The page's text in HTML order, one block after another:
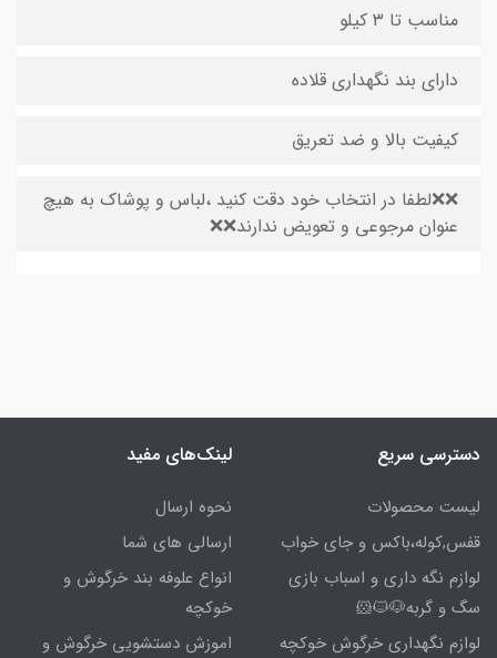
مناسب تا ۳ کیلو
دارای بند نگهداری قلاده
کیفیت بالا و ضد تعریق
❌❌لطفا در انتخاب خود دقت کنید ،لباس و پوشاک به هیچ
عنوان مرجوعی و تعویض ندارند❌❌
دسترسی سریع
لیست محصولات
قفس,کوله،باکس و جای خواب
لوازم نگه داری و اسباب بازی
سگ و گربه🐶🐱🐹
لوازم نگهداری خرگوش خوکچه
لینک‌های مفید
نحوه ارسال
ارسالی های شما
انواع علوفه بند خرگوش و
خوکچه
اموزش دستشویی خرگوش و